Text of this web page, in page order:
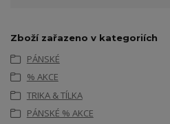
Zboží zařazeno v kategoriích
PÁNSKÉ
% AKCE
TRIKA & TÍLKA
PÁNSKÉ % AKCE